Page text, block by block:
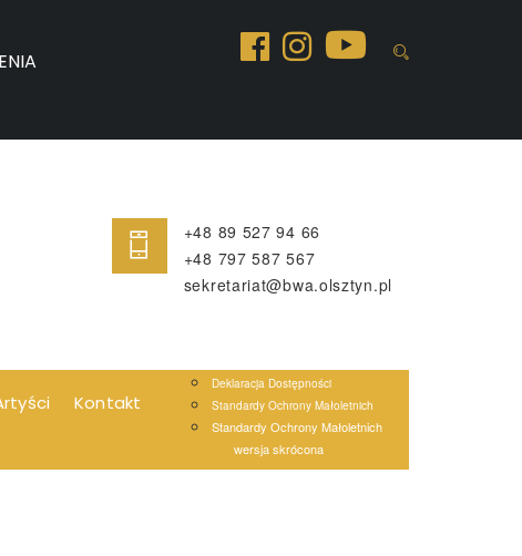
+48 89 527 94 66
+48 797 587 567
sekretariat@bwa.olsztyn.pl
Kontakt
Deklaracja Dostępności
Standardy Ochrony Małoletnich
Standardy Ochrony Małoletnich
wersja skrócona